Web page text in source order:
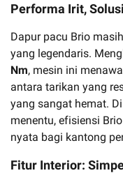
Performa Irit,
Dapur pacu Brio
yang legendaris.
Nm, mesin ini
antara tarikan yang
yang sangat hemat.
menentu, efisiensi
nyata bagi kantong
Fitur Interior: